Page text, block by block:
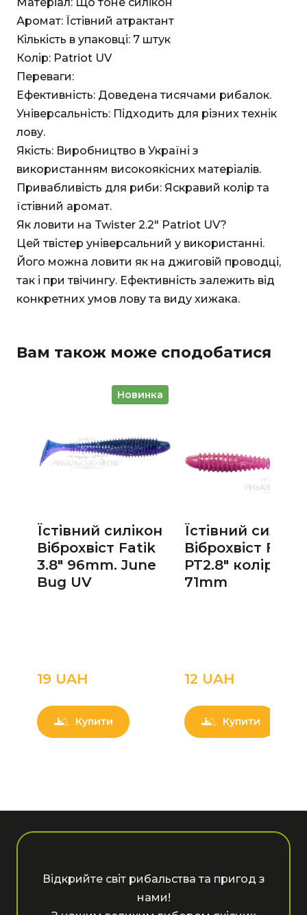
Аромат: Їстівний атрактант
Кількість в упаковці: 7 штук
Колір: Patriot UV
Переваги:
Ефективність: Доведена тисячами рибалок.
Універсальність: Підходить для різних технік
лову.
Якість: Виробництво в Україні з
використанням високоякісних матеріалів.
Привабливість для риби: Яскравий колір та
їстівний аромат.
Як ловити на Twister 2.2" Patriot UV?
Цей твістер універсальний у використанні.
Його можна ловити як на джиговій проводці,
так і при твічингу. Ефективність залежить від
конкретних умов лову та виду хижака.
Вам також може сподобатися
Новинка
Їстівний силікон
Віброхвіст Fatik
3.8" 96mm. June
Bug UV
19 UAН
Купити
Їстівний
Віброхвіст Fatik
PT2.8" колір 22
71mm
12 UAН
Купити
Відкрийте світ рибальства та пригод з
нами!